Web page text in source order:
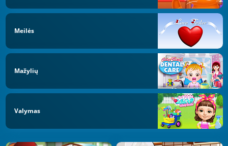
Meilės
Mažylių
Valymas